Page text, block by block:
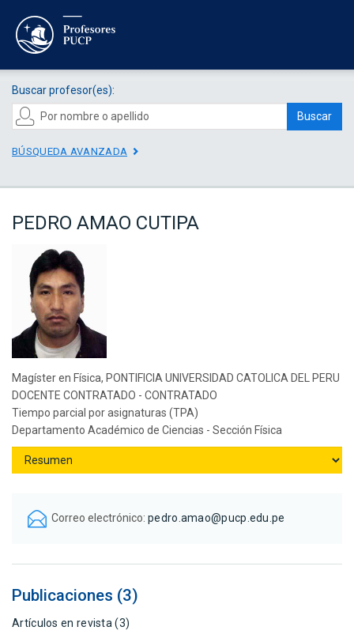
Buscar profesor(es):
Buscar
BÚSQUEDA AVANZADA
PEDRO AMAO CUTIPA
Magíster en Física, PONTIFICIA UNIVERSIDAD CATOLICA DEL PERU
DOCENTE CONTRATADO - CONTRATADO
Tiempo parcial por asignaturas (TPA)
Departamento Académico de Ciencias - Sección Física
Correo electrónico: pedro.amao@pucp.edu.pe
Publicaciones (3)
Artículos en revista (3)